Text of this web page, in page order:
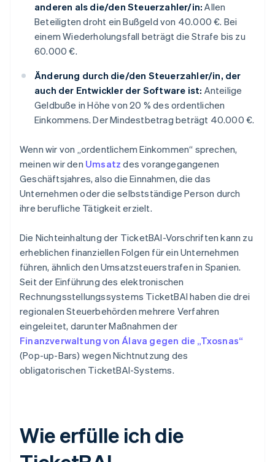
anderen als die/den Steuerzahler/in: Allen
Beteiligten droht ein Bußgeld von 40.000 €. Bei
einem Wiederholungsfall beträgt die Strafe bis zu
60.000 €.
Änderung durch die/den Steuerzahler/in, der
auch der Entwickler der Software ist: Anteilige
Geldbuße in Höhe von 20 % des ordentlichen
Einkommens. Der Mindestbetrag beträgt 40.000 €.
Wenn wir von „ordentlichem Einkommen“ sprechen,
meinen wir den Umsatz des vorangegangenen
Geschäftsjahres, also die Einnahmen, die das
Unternehmen oder die selbstständige Person durch
ihre berufliche Tätigkeit erzielt.
Die Nichteinhaltung der TicketBAI-Vorschriften kann zu
erheblichen finanziellen Folgen für ein Unternehmen
führen, ähnlich den Umsatzsteuerstrafen in Spanien.
Seit der Einführung des elektronischen
Rechnungsstellungssystems TicketBAI haben die drei
regionalen Steuerbehörden mehrere Verfahren
eingeleitet, darunter Maßnahmen der
Finanzverwaltung von Álava gegen die „Txosnas“
(Pop-up-Bars) wegen Nichtnutzung des
obligatorischen TicketBAI-Systems.
Wie erfülle ich die